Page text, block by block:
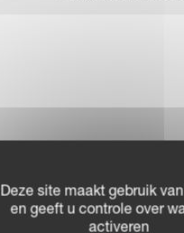
Deze site maakt gebruik
en geeft u controle over
activeren